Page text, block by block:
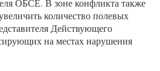
ОБСЕ. В зоне конфликта также
количество полевых
Действующего
на местах нарушения